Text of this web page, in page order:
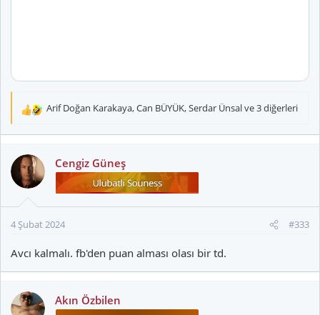
T
k
i
l
:
Arif Doğan Karakaya,Can BÜYÜK,Serdar Ünsalve 3 diğerleri
Cengiz Güneş
4 Şubat 2024 #333
Avcı kalmalı. fb'den puan alması olası bir td.
Akın Özbilen